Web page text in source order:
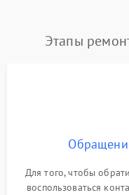
Этапы
Для того, чтобы
воспользоваться